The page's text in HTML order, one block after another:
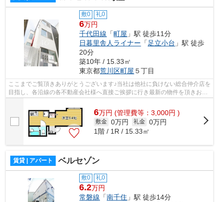
敷0 礼0
6万円
千代田線 「町屋 」駅 徒歩11分
日暮里舎人ライナー 「足立小台 」駅 徒歩
20分
築10年 / 15.33㎡
東京都荒川区町屋 ５丁目
ここまでご覧頂きありがとうございます♪当社は他社に負けない総合仲介店を
目指し、各沿線の各不動産会社様へ直接ご挨拶に行き最新の物件を頂きお客
6万円 (管理費等：3,000円 )
敷金 0万円 礼金 0万円
1階 / 1R / 15.33㎡
賃貸 | アパート ベルセゾン
敷0 礼0
6.2万円
常磐線 「南千住 」駅 徒歩14分